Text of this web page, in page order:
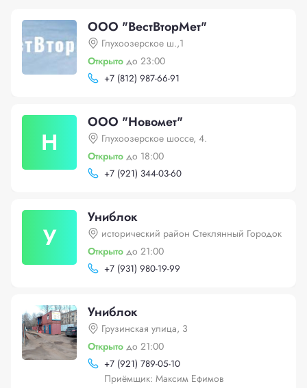
ООО "ВестВторМет"
Глухоозерское ш.,1
Открыто до 23:00
+7 (812) 987-66-91
Н
ООО "Новомет"
Глухоозерское шоссе, 4.
Открыто до 18:00
+7 (921) 344-03-60
У
Униблок
исторический район Стеклянный Городок
Открыто до 21:00
+7 (931) 980-19-99
Униблок
Грузинская улица, 3
Открыто до 21:00
+7 (921) 789-05-10
Приёмщик: Максим Ефимов